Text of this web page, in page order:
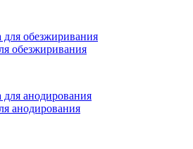
обезжиривания
анодирования